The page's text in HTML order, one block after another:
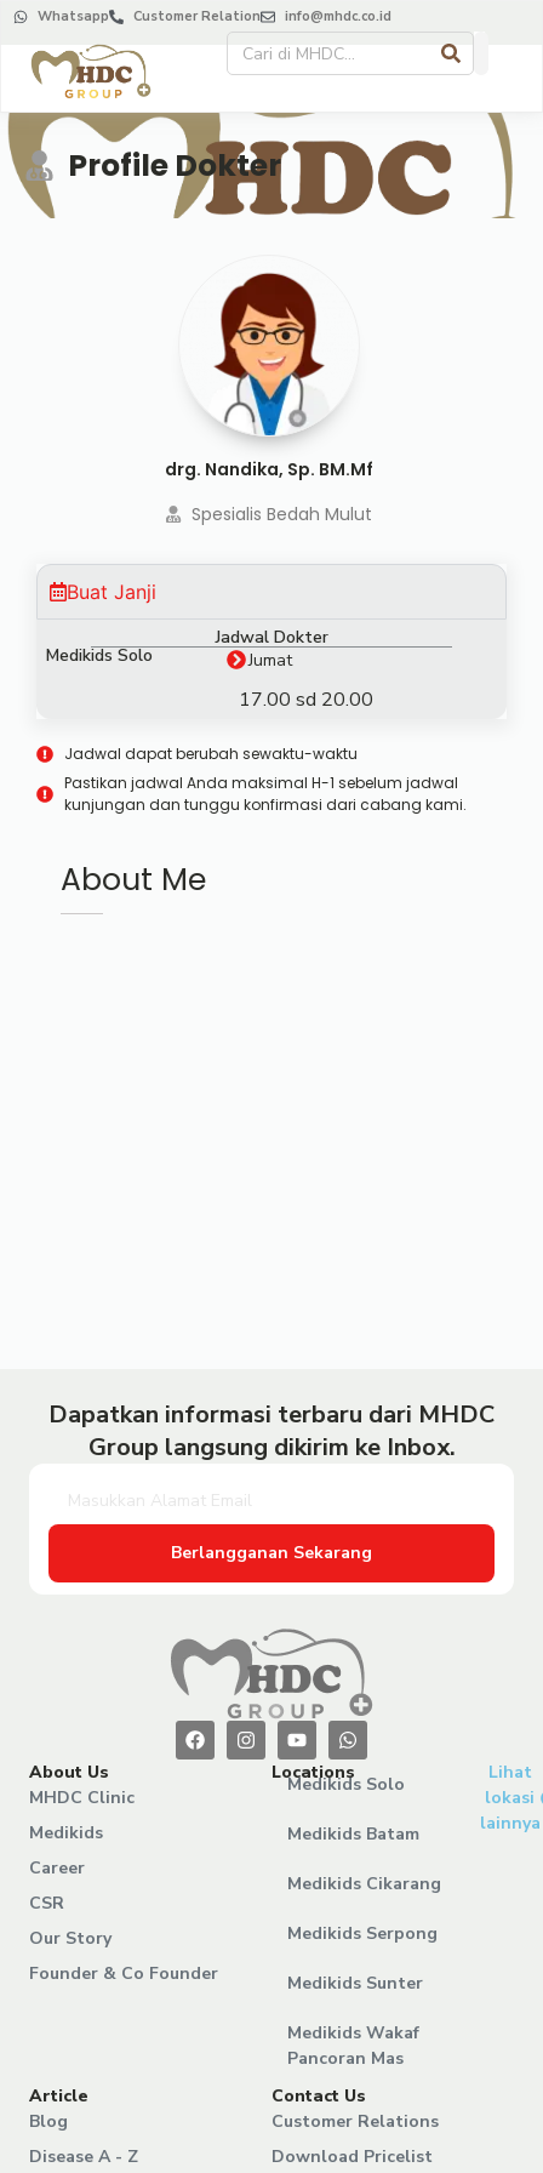
Whatsapp Customer Relation info@mhdc.co.id
Profile Dokter
drg. Nandika, Sp. BM.Mf
Spesialis Bedah Mulut
Buat Janji
Jadwal Dokter
Medikids Solo Jumat
17.00 sd 20.00
Jadwal dapat berubah sewaktu-waktu
Pastikan jadwal Anda maksimal H-1 sebelum jadwal
kunjungan dan tunggu konfirmasi dari cabang kami.
About Me
Dapatkan informasi terbaru dari MHDC
Group langsung dikirim ke Inbox.
Berlangganan Sekarang
About Us
MHDC Clinic
Medikids
Career
CSR
Our Story
Founder & Co Founder
Locations
Medikids Solo
Medikids Batam
Medikids Cikarang
Medikids Serpong
Medikids Sunter
Medikids Wakaf
Pancoran Mas
Lihat
lokasi
lainnya
Article
Blog
Disease A - Z
Contact Us
Customer Relations
Download Pricelist